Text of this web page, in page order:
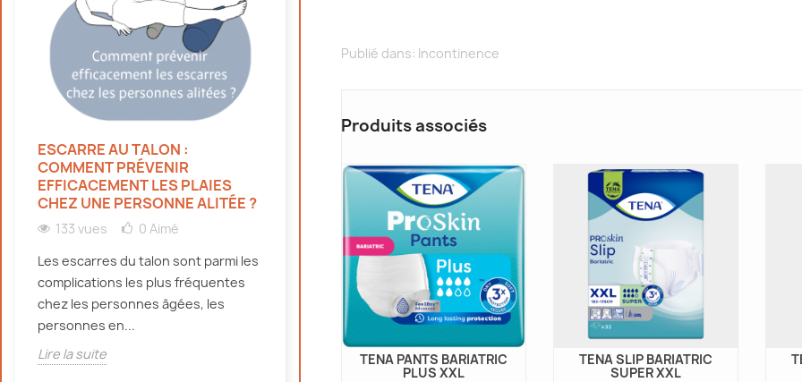
ESCARRE AU TALON :
COMMENT PRÉVENIR
EFFICACEMENT LES PLAIES
CHEZ UNE PERSONNE ALITÉE ?
133 vues 0 Aimé
Les escarres du talon sont parmi les
complications les plus fréquentes
chez les personnes âgées, les
personnes en...
Lire la suite
PERSONNES ÂGÉES EN
CANICULE : NOS CONSEILS
0Aimé
Découvrez pourquoi les seniors
doivent bien s'hydrater pendant la
canicule, même en cas
d'incontinence, et comment...
Lire la suite
POURQUOI, QUAND ET
COMMENT LA RÉALISER ?
128 vues 1Aimé
Vous souffrez d’incontinence
urinaire ou d’une descente
d’organes ? Ces troubles peuvent
parfois être liés à...
Lire la suite
Publié dans: Incontinence
Produits associés
XXL1
TENA PANTS BARIATRIC
PLUS XXL
TENA SLIP BARIATRIC
SUPER XXL